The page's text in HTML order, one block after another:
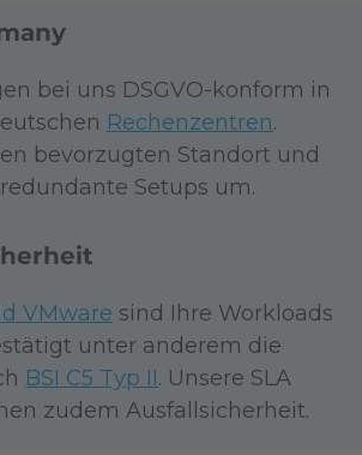
bei uns DSGVO-konform in
Rechenzentren.
bevorzugten Standort und
Setups um.
VMware sind Ihre Workloads
unter anderem die
BSI C5 Typ II. Unsere SLA
zudem Ausfallsicherheit.